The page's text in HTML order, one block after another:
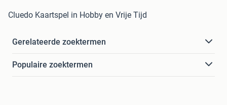
Cluedo Kaartspel in Hobby en Vrije Tijd
Gerelateerde zoektermen
Populaire zoektermen